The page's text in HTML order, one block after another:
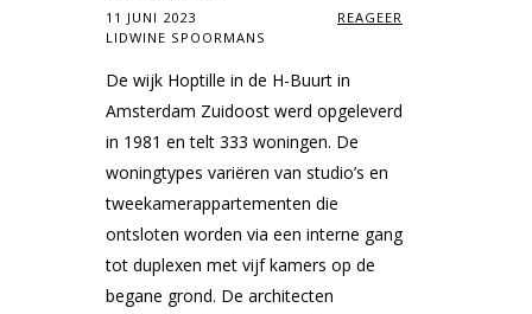
11 JUNI 2023
REAGEER
LIDWINE SPOORMANS
De wijk Hoptille in de H-Buurt in
Amsterdam Zuidoost werd opgeleverd
in 1981 en telt 333 woningen. De
woningtypes variëren van studio’s en
tweekamerappartementen die
ontsloten worden via een interne gang
tot duplexen met vijf kamers op de
begane grond. De architecten